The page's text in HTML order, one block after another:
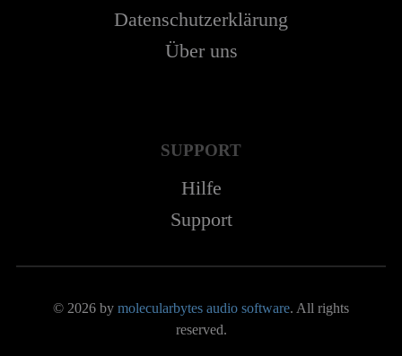
Datenschutzerklärung
Über uns
SUPPORT
Hilfe
Support
© 2026 by molecularbytes audio software. All rights
reserved.